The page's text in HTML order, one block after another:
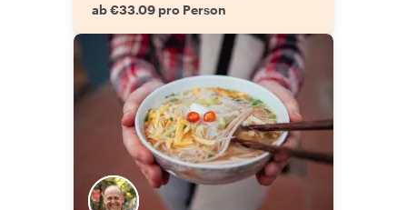
ab €33.09 pro Person